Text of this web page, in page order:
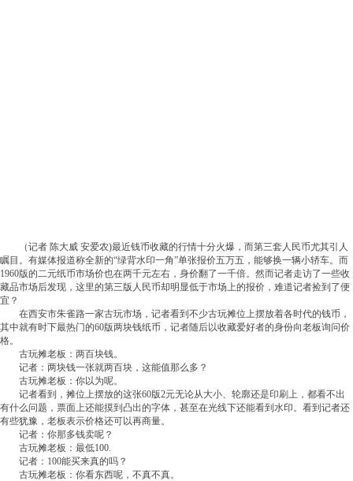
（记者 陈大威 安爱农)最近钱币收藏的行情十分火爆，而第三套人民币尤其引人
瞩目。有媒体报道称全新的“绿背水印一角”单张报价五万五，能够换一辆小轿车。而
1960版的二元纸币市场价也在两千元左右，身价翻了一千倍。然而记者走访了一些收
藏品市场后发现，这里的第三版人民币却明显低于市场上的报价，难道记者捡到了便
宜？
在西安市朱雀路一家古玩市场，记者看到不少古玩摊位上摆放着各时代的钱币，
其中就有时下最热门的60版两块钱纸币，记者随后以收藏爱好者的身份向老板询问价
格。
古玩摊老板：两百块钱。
记者：两块钱一张就两百块，这能值那么多？
古玩摊老板：你以为呢。
记者看到，摊位上摆放的这张60版2元无论从大小、轮廓还是印刷上，都看不出
有什么问题，票面上还能摸到凸出的字体，甚至在光线下还能看到水印。看到记者还
有些犹豫，老板表示价格还可以再商量。
记者：你那多钱卖呢？
古玩摊老板：最低100.
记者：100能买来真的吗？
古玩摊老板：你看东西呢，不真不真。